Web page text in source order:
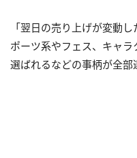
「翌日の売り上げが変動
ポーツ系やフェス、キャ
選ばれるなどの事柄が全部